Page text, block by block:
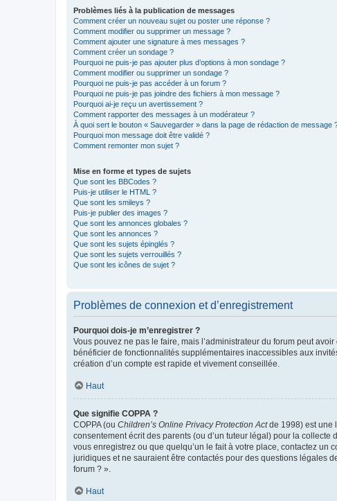
Problèmes liés à la publication de messages
Comment créer un nouveau sujet ou poster une réponse ?
Comment modifier ou supprimer un message ?
Comment ajouter une signature à mes messages ?
Comment créer un sondage ?
Pourquoi ne puis-je pas ajouter plus d’options à mon sondage ?
Comment modifier ou supprimer un sondage ?
Pourquoi ne puis-je pas accéder à un forum ?
Pourquoi ne puis-je pas joindre des fichiers à mon message ?
Pourquoi ai-je reçu un avertissement ?
Comment rapporter des messages à un modérateur ?
À quoi sert le bouton « Sauvegarder » dans la page de rédaction de message
Pourquoi mon message doit être validé ?
Comment remonter mon sujet ?
Mise en forme et types de sujets
Que sont les BBCodes ?
Puis-je utiliser le HTML ?
Que sont les smileys ?
Puis-je publier des images ?
Que sont les annonces globales ?
Que sont les annonces ?
Que sont les sujets épinglés ?
Que sont les sujets verrouillés ?
Que sont les icônes de sujet ?
Problèmes de connexion et d’enregistrement
Pourquoi dois-je m’enregistrer ?
Vous pouvez ne pas le faire, mais l’administrateur du forum peut
bénéficier de fonctionnalités supplémentaires inaccessibles aux
création d’un compte est rapide et vivement conseillée.
Haut
Que signifie COPPA ?
COPPA (ou Children’s Online Privacy Protection Actde 1998) est une
consentement écrit des parents (ou d’un tuteur légal) pour la
vous enregistrez ou que quelqu’un le fait à votre place, contactez
juridiques et ne sauraient être contactés pour des questions légales
forum ? ».
Haut